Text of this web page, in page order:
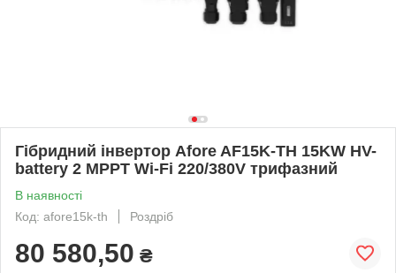
Гібридний інвертор Afore AF15K-TH 15KW HV-
battery 2 MPPT Wi-Fi 220/380V трифазний
В наявності
Код: afore15k-th
Роздріб
80 580,50 ₴